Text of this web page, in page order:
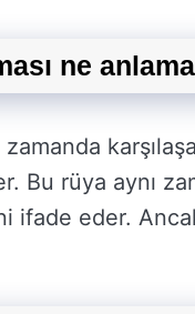
ne
Bu rüya aynı
ifade eder.